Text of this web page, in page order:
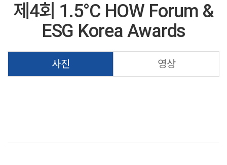
제4회 1.5°C HOW Forum &
ESG Korea Awards
사진 영상